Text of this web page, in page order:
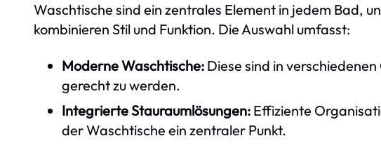
Waschtische sind ein zentrales Element in jedem Bad,
kombinieren Stil und Funktion. Die Auswahl umfasst:
Moderne Waschtische: Diese sind in
gerecht zu werden.
Integrierte Stauraumlösungen: Effiziente
der Waschtische ein zentraler Punkt.